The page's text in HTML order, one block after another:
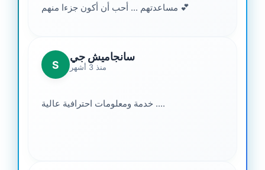
مساعدتهم ... أحب أن أكون جزءا منهم 💕
S
سانجاميش جي
منذ 3 أشهر
خدمة ومعلومات احترافية عالية ....